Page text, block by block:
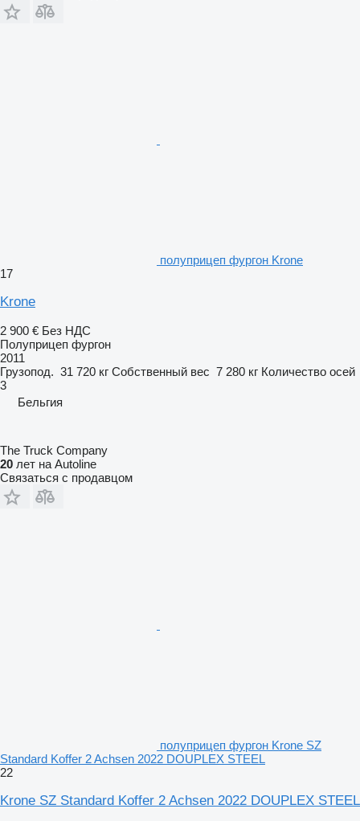
полуприцеп фургон Krone
17
Krone
2 900 € Без НДС
Полуприцеп фургон
2011
Грузопод. 31 720 кг Собственный вес 7 280 кг Количество осей
3
Бельгия
The Truck Company
20 лет на Autoline
Связаться с продавцом
полуприцеп фургон Krone SZ
Standard Koffer 2 Achsen 2022 DOUPLEX STEEL
22
Krone SZ Standard Koffer 2 Achsen 2022 DOUPLEX STEEL